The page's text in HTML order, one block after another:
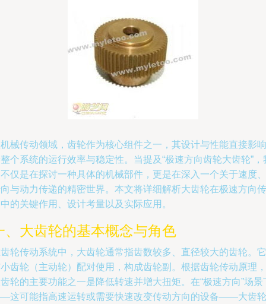
械传动领域，齿轮作为核心组件之一，其设计与性能直接影响
个系统的运行效率与稳定性。当提及“极速方向齿轮大齿轮”，
仅是在探讨一种具体的机械部件，更是在深入一个关于速度、
与动力传递的精密世界。本文将详细解析大齿轮在极速方向传
的关键作用、设计考量以及实际应用。
、大齿轮的基本概念与角色
轮传动系统中，大齿轮通常指齿数较多、直径较大的齿轮。它
齿轮（主动轮）配对使用，构成齿轮副。根据齿轮传动原理，
轮的主要功能之一是降低转速并增大扭矩。在“极速方向”场景
这可能指高速运转或需要快速改变传动方向的设备——大齿轮